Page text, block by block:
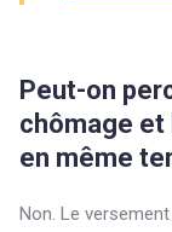
Peut-on
chômage
en même
Non. Le